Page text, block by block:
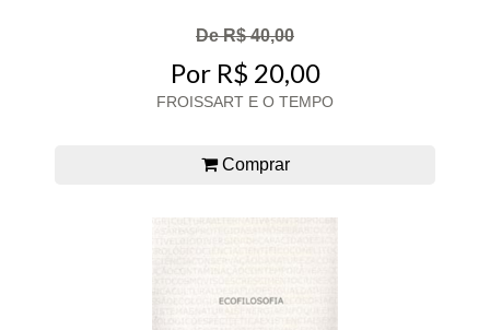
De R$ 40,00
Por R$ 20,00
FROISSART E O TEMPO
Comprar